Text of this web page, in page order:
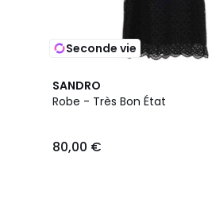
Seconde vie
SANDRO
Robe - Très Bon État
80,00 €